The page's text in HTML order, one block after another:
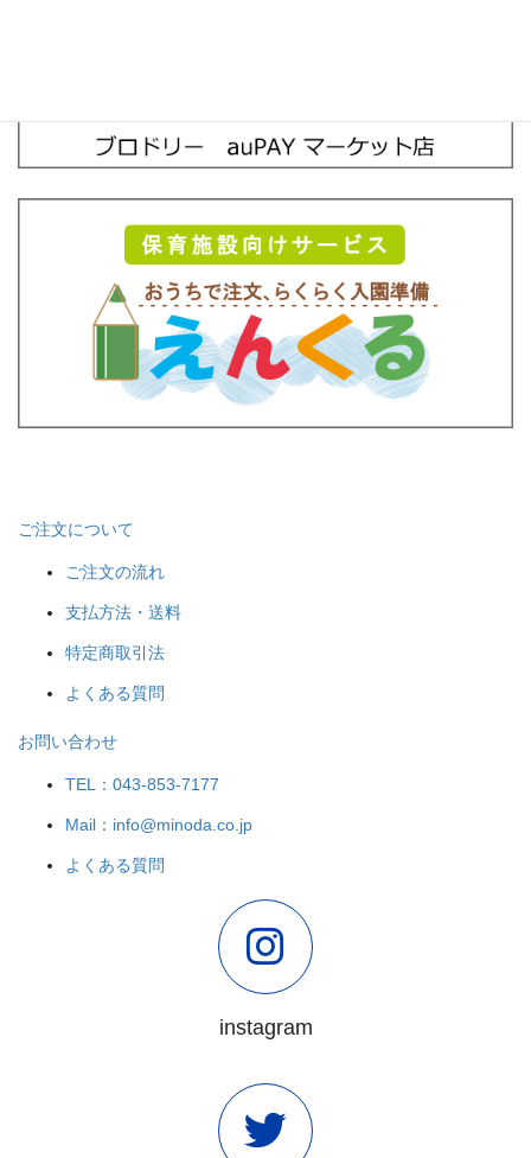
ご注文について
ご注文の流れ
支払方法・送料
特定商取引法
よくある質問
お問い合わせ
TEL：043-853-7177
Mail：info@minoda.co.jp
よくある質問
instagram